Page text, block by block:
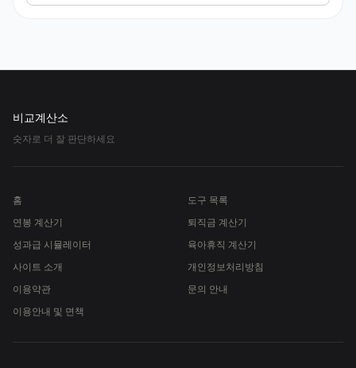
비교계산소
숫자로 더 잘 판단하세요
홈
도구 목록
연봉 계산기
퇴직금 계산기
성과급 시뮬레이터
육아휴직 계산기
사이트 소개
개인정보처리방침
이용약관
문의 안내
이용안내 및 면책